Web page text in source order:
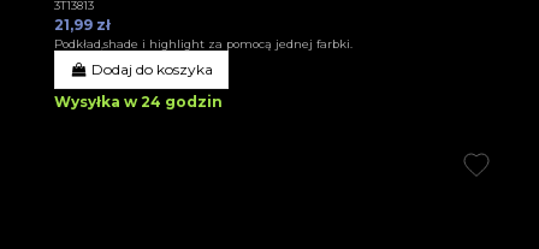
3T13813
21,99 zł
Podkład,shade i highlight za pomocą jednej farbki.
Dodaj do koszyka
Wysyłka w 24 godzin